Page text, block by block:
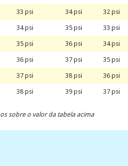
33 psi 34 psi 32 psi
34 psi 35 psi 33 psi
35 psi 36 psi 34 psi
36 psi 37 psi 35 psi
37 psi 38 psi 36 psi
38 psi 39 psi 37 psi
sobre o valor da tabela acima